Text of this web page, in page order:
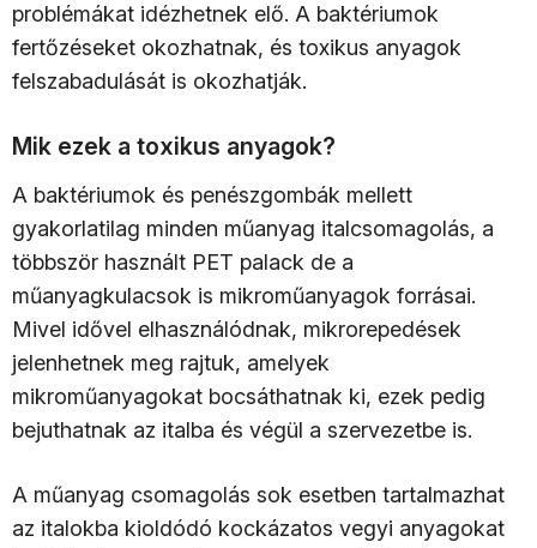
problémákat idézhetnek elő. A baktériumok
fertőzéseket okozhatnak, és toxikus anyagok
felszabadulását is okozhatják.
Mik ezek a toxikus anyagok?
A baktériumok és penészgombák mellett
gyakorlatilag minden műanyag italcsomagolás, a
többször használt PET palack de a
műanyagkulacsok is mikroműanyagok forrásai.
Mivel idővel elhasználódnak, mikrorepedések
jelenhetnek meg rajtuk, amelyek
mikroműanyagokat bocsáthatnak ki, ezek pedig
bejuthatnak az italba és végül a szervezetbe is.
A műanyag csomagolás sok esetben tartalmazhat
az italokba kioldódó kockázatos vegyi anyagokat